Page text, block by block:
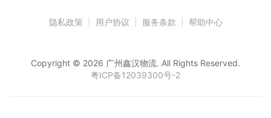
隐私政策 用户协议 服务条款 帮助中心
Copyright © 2026 广州鑫汉物流. All Rights Reserved.
粤ICP备12039300号-2